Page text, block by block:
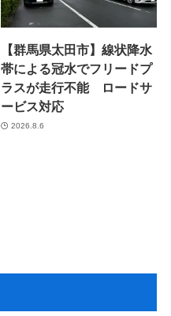
【群馬県太田市】線状降水
帯による冠水でフリードプ
ラスが走行不能 ロードサ
ービス対応
2026.8.6